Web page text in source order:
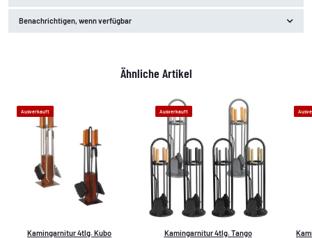
Benachrichtigen, wenn verfügbar
Ähnliche Artikel
Ausverkauft
Kamingarnitur 4tlg. Kubo
Ausverkauft
Kamingarnitur 4tlg. Tango